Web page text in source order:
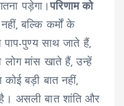
पड़ेगा।परिणाम को
नहीं, बल्कि कर्मों के
पुण्य साथ जाते हैं,
लोग मांस खाते हैं, उन्हें
कोई बड़ी बात नहीं,
असली बात शांति और